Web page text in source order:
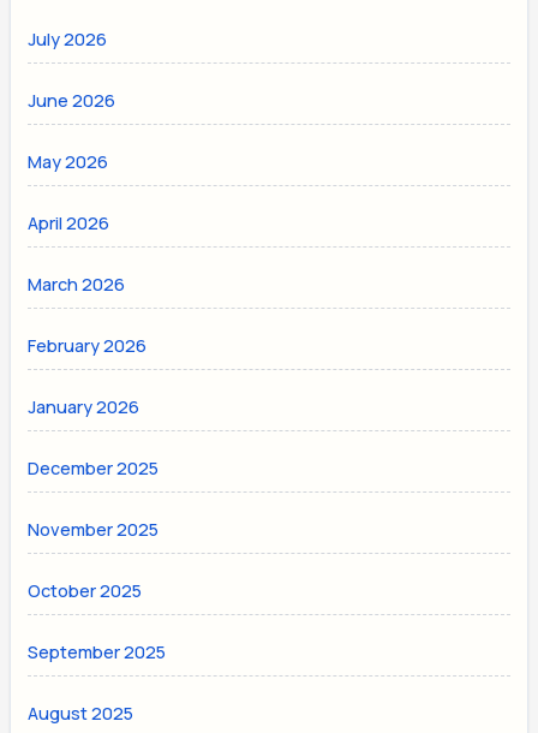
July 2026
June 2026
May 2026
April 2026
March 2026
February 2026
January 2026
December 2025
November 2025
October 2025
September 2025
August 2025